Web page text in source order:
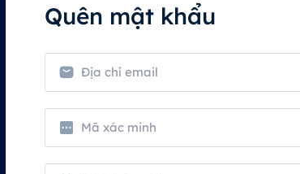
Quên mật khẩu